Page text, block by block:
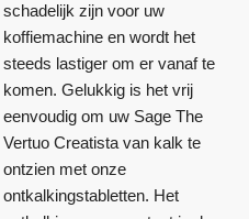
schadelijk zijn voor uw
koffiemachine en wordt het
steeds lastiger om er vanaf te
komen. Gelukkig is het vrij
eenvoudig om uw Sage The
Vertuo Creatista van kalk te
ontzien met onze
ontkalkingstabletten. Het